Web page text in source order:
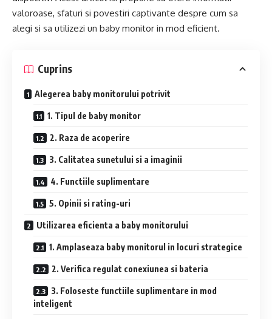
valoroase, sfaturi si povestiri captivante despre cum sa
alegi si sa utilizezi un baby monitor in mod eficient.
Cuprins
Alegerea baby monitorului potrivit
1. Tipul de baby monitor
2. Raza de acoperire
3. Calitatea sunetului si a imaginii
4. Functiile suplimentare
5. Opinii si rating-uri
Utilizarea eficienta a baby monitorului
1. Amplaseaza baby monitorul in locuri strategice
2. Verifica regulat conexiunea si bateria
3. Foloseste functiile suplimentare in mod
inteligent